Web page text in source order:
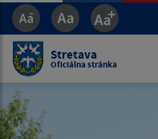
Stretava
Oficiálna stránka